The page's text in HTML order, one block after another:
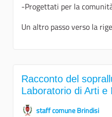
-Progettati per la
Un altro passo verso la
Racconto del
Laboratorio di Arti e
staff comune Brindisi